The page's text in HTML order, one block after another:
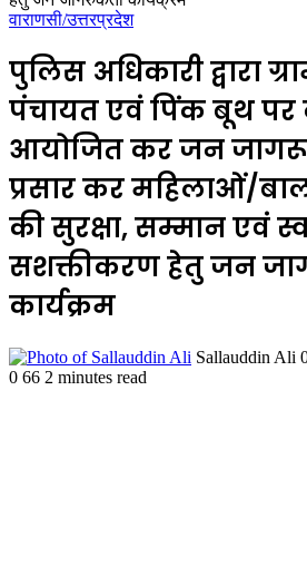
वाराणसी/उत्तरप्रदेश
पुलिस अधिकारी द्वारा
पंचायत एवं पिंक बूथ पर
आयोजित कर जन
प्रसार कर महिलाओं/
की सुरक्षा, सम्मान एवं
सशक्तीकरण हेतु जन
कार्यक्रम
Sallauddin Ali
0 66 2 minutes read